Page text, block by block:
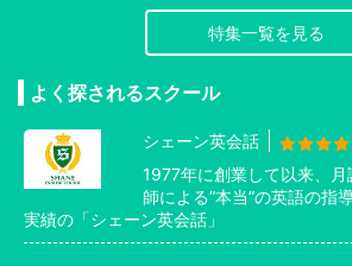
特集一覧を見る
よく探されるスクール
シェーン英会話
1977年に創業して以来、
師による”本当”の英語の指
実績の「シェーン英会話」